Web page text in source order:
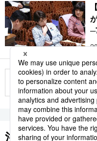
も
注目のキーワー